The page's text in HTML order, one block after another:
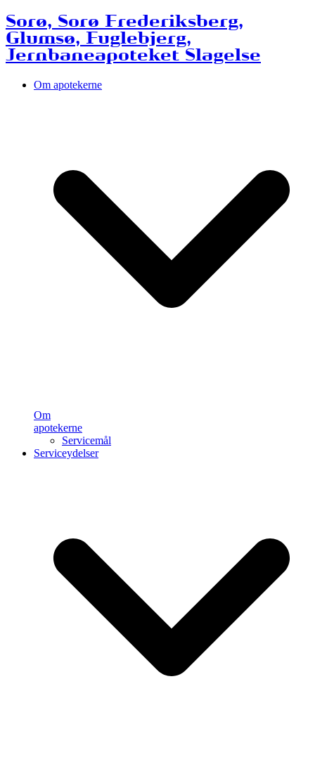
Sorø, Sorø Frederiksberg,
Glumsø, Fuglebjerg,
Jernbaneapoteket Slagelse
Om apotekerne
Om
apotekerne
Servicemål
Serviceydelser